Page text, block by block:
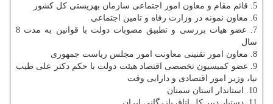
5. قائم مقام و معاون امور اجتماعی سازمان بهزیستی کل کشور
6. معاون نمونه در وزارت رفاه و تامین اجتماعی
7. عضو هیات بررسی و تطبیق مصوبات دولت با قوانین به مدت 8
سال
8. معاون امور تقنینی معاونت امور مجلس ریاست جمهوری
9. عضو کمیسیون تخصصی اقتصاد هیئت دولت با حکم دکتر علی طیب
نیا، وزیر امور اقتصادی و دارایی وقت
10. استاندار استان سمنان